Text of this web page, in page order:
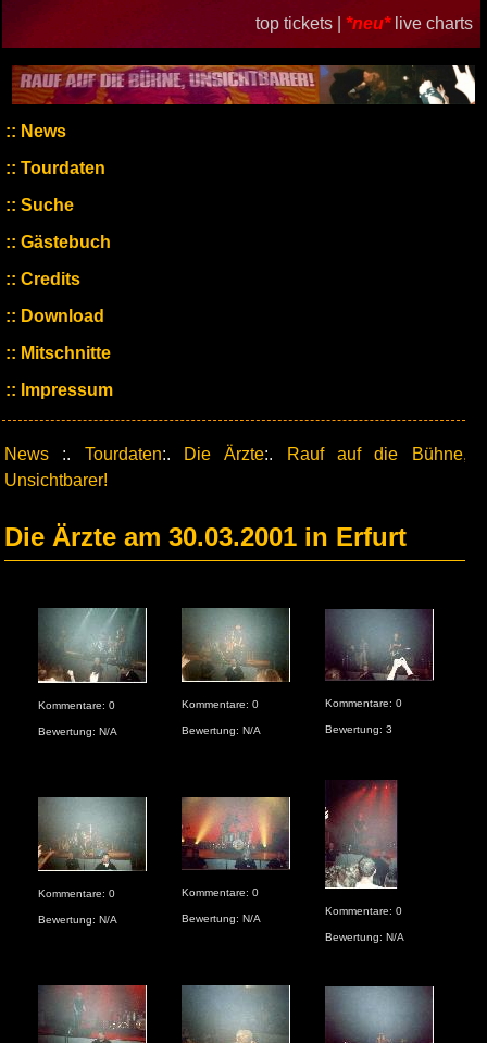
top tickets | *neu* live charts
News
Tourdaten
Suche
Gästebuch
Credits
Download
Mitschnitte
Impressum
News :. Tourdaten:. Die Ärzte:.
Rauf auf die Bühne,
Unsichtbarer!
Die Ärzte am 30.03.2001 in Erfurt
Kommentare: 0
Bewertung: N/A
Kommentare: 0
Bewertung: N/A
Kommentare: 0
Bewertung: 3
Kommentare: 0
Bewertung: N/A
Kommentare: 0
Bewertung: N/A
Kommentare: 0
Bewertung: N/A